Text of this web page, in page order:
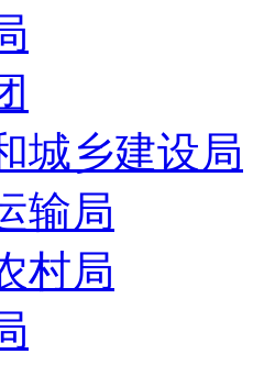
城乡建设局
输局
村局